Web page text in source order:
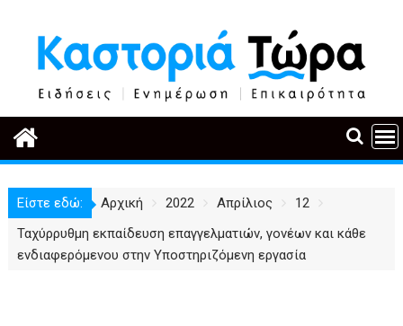
περιεχόμενο
Είστε εδώ: Αρχική 2022 Απρίλιος
12
Ταχύρρυθμη εκπαίδευση επαγγελματιών, γονέων και κάθε
ενδιαφερόμενου στην Υποστηριζόμενη εργασία